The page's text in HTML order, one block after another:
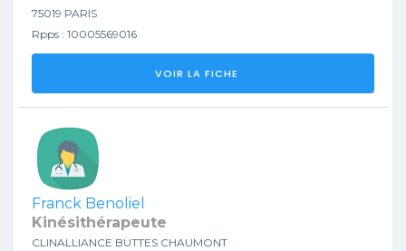
75019 PARIS
Rpps : 10005569016
VOIR LA FICHE
Franck Benoliel
Kinésithérapeute
CLINALLIANCE BUTTES CHAUMONT